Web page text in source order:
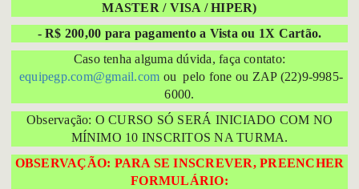
MASTER / VISA / HIPER)
- R$ 200,00 para pagamento a Vista ou 1X Cartão.
Caso tenha alguma dúvida, faça contato:
equipegp.com@gmail.com ou pelo fone ou ZAP (22)9-9985-
6000.
Observação: O CURSO SÓ SERÁ INICIADO COM NO
MÍNIMO 10 INSCRITOS NA TURMA.
OBSERVAÇÃO: PARA SE INSCREVER, PREENCHER
FORMULÁRIO: